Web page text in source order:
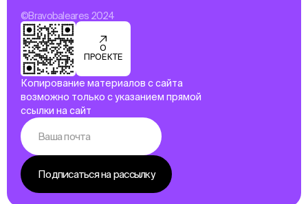
©Bravobaleares 2024
О
ПРОЕКТЕ
Копирование материалов с сайта
возможно только с указанием прямой
ссылки на сайт